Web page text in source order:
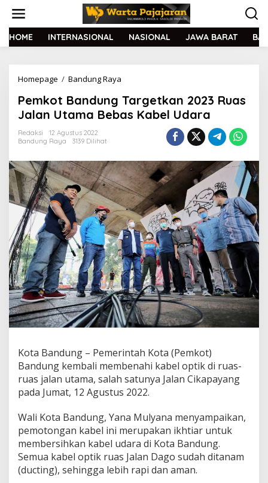
t
HOME INTERNASIONAL NASIONAL JAWA BARAT
Homepage / Bandung Raya
m
k
o
n
u
n
g
T
a
r
g
e
t
k
a
n
2
0
3
R
u
a
s
a
n
U
t
a
Pemkot Bandung Targetkan 2023 Ruas
Jalan Utama Bebas Kabel Udara
Redaksi
12 Agustus 2022
Bandung Raya
3139 Dilihat
Kota Bandung – Pemerintah Kota (Pemkot)
Bandung kembali membenahi kabel optik di ruas-
ruas jalan utama, salah satunya Jalan Cikapayang
pada Jumat, 12 Agustus 2022.
Wali Kota Bandung, Yana Mulyana menyampaikan,
pemotongan kabel ini merupakan ikhtiar untuk
membersihkan kabel udara di Kota Bandung.
Semua kabel optik ruas Jalan Dago sudah ditanam
(ducting), sehingga lebih rapi dan aman.